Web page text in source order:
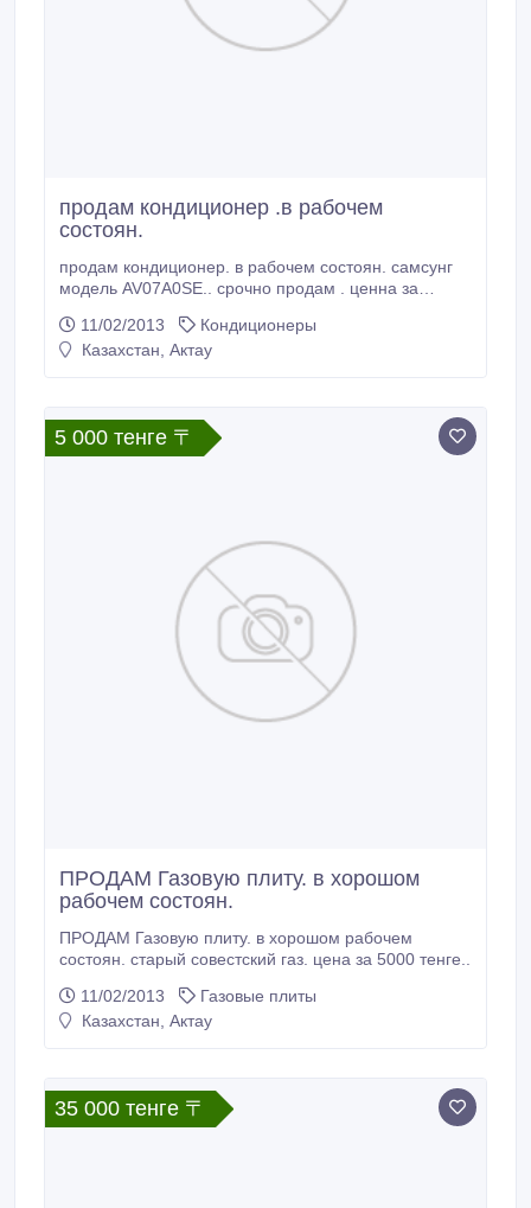
продам кондиционер .в рабочем
состоян.
продам кондиционер. в рабочем состоян. самсунг
модель AV07A0SE.. срочно продам . ценна за
11/02/2013
Кондиционеры
Казахстан, Актау
5 000 тенге 〒
ПРОДАМ Газовую плиту. в хорошом
рабочем состоян.
ПРОДАМ Газовую плиту. в хорошом рабочем
состоян. старый совестский газ. цена за 5000 тенге..
11/02/2013
Газовые плиты
Казахстан, Актау
35 000 тенге 〒